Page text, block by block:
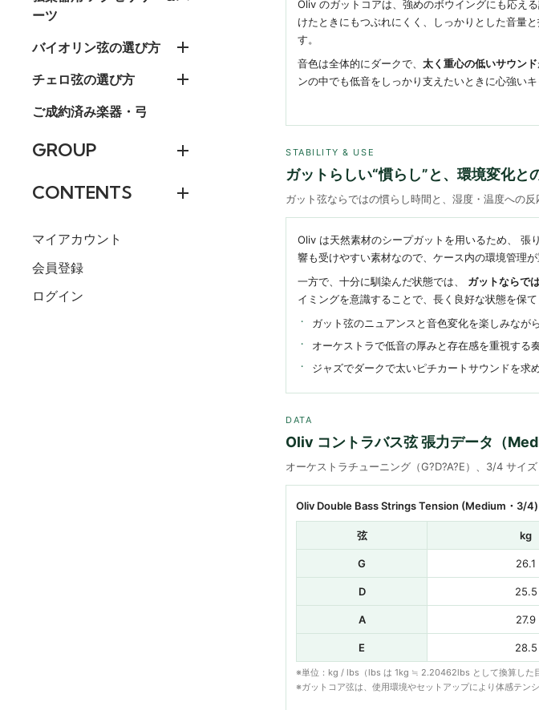
ーツ
バイオリン弦の選び方
チェロ弦の選び方
ご成約済み楽器・弓
GROUP
CONTENTS
マイアカウント
会員登録
ログイン
Oliv のガットコアは、強めのボウイングにも応え
けたときにもつぶれにくく、しっかりとした音量
す。
音色は全体的にダークで、 太く重心の低いサウンド
ンの中でも低音をしっかり支えたいときに心強いキ
STABILITY & USE
ガットらしい“慣らし”と、環境変化と
ガット弦ならではの慣らし時間と、湿度・温度への
Oliv は天然素材のシープガットを用いるため、 張
響も受けやすい素材なので、ケース内の環境管理が
一方で、十分に馴染んだ状態では、 ガットならで
イミングを意識することで、長く良好な状態を保て
ガット弦のニュアンスと音色変化を楽しみなが
オーケストラで低音の厚みと存在感を重視する
ジャズでダークで太いピチカートサウンドを求
DATA
Oliv コントラバス弦 張力データ（
オーケストラチューニング（G?D?A?E）、3/4 サイ
Oliv Double Bass Strings Tension (Medium・3/4)
弦 kg
G 26.1
D 25.5
A 27.9
E 28.5
※単位：kg / lbs（lbs は 1kg ≒ 2.20462lbs として換算した目
※ガットコア弦は、使用環境やセットアップにより体感テン